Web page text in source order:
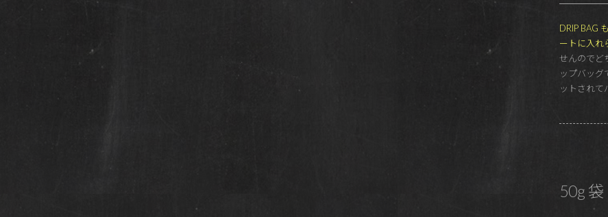
DRIP BAG
ートに入れ
せんのでど
ップバッグ
ットされて
50g 袋